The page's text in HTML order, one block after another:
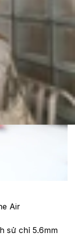
Air
sử chỉ 5.6mm